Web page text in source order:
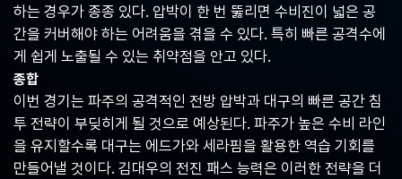
하는 경우가 종종 있다. 압박이 한 번 뚫리면 수비진이 넓은 공
간을 커버해야 하는 어려움을 겪을 수 있다. 특히 빠른 공격수에
게 쉽게 노출될 수 있는 취약점을 안고 있다.
종합
이번 경기는 파주의 공격적인 전방 압박과 대구의 빠른 공간 침
투 전략이 부딪히게 될 것으로 예상된다. 파주가 높은 수비 라인
을 유지할수록 대구는 에드가와 세라핌을 활용한 역습 기회를
만들어낼 것이다. 김대우의 전진 패스 능력은 이러한 전략을 더